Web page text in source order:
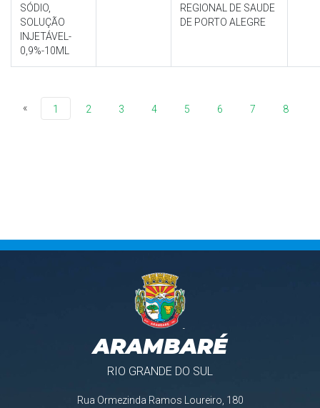
SÓDIO,
SOLUÇÃO
INJETÁVEL-
0,9%-10ML
REGIONAL DE SAUDE
DE PORTO ALEGRE
« 1 2 3 4 5 6 7 8
ARAMBARÉ
RIO GRANDE DO SUL
Rua Ormezinda Ramos Loureiro, 180